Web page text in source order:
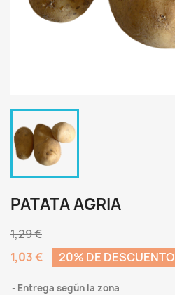
PATATA AGRIA
1,29 €
1,03 €
20% DE DESCUENTO
Entrega según la zona